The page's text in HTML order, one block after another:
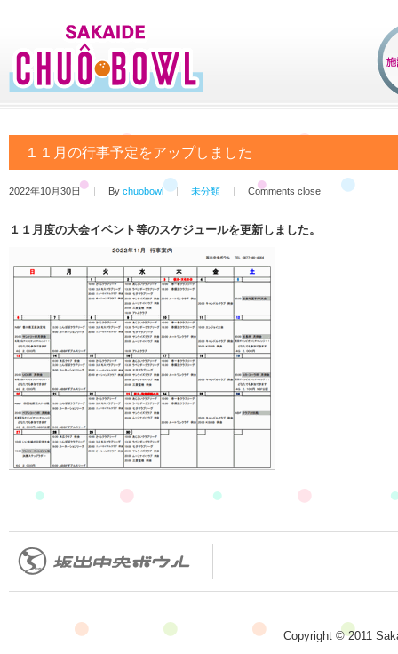
１１月の行事予定をアップしました
2022年10月30日 By chuobowl 未分類 Comments close
１１月度の大会イベント等のスケジュールを更新しました。
Copyright © 2011